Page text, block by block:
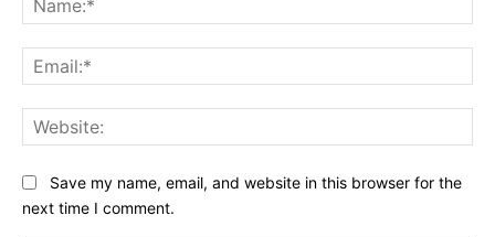
Save my name, email, and website in this browser for the
next time I comment.